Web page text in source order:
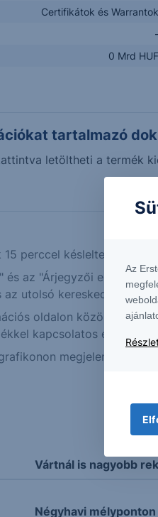
Certifikátok és Warrantok
-
0 Mrd HUF
tartalmazó
letöltheti a termék
perccel késleltetett
és az "Árjegyzői eladási
az utolsó kereskedési nap
oldalon közölt
kapcsolatos
megjelenő
Vártnál is nagyobb
Négyhavi
Az